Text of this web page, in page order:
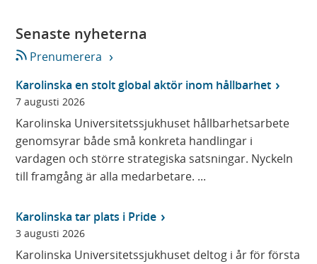
Senaste nyheterna
Prenumerera
Karolinska en stolt global aktör inom hållbarhet
7 augusti 2026
Karolinska Universitetssjukhuset hållbarhetsarbete
genomsyrar både små konkreta handlingar i
vardagen och större strategiska satsningar. Nyckeln
till framgång är alla medarbetare. ...
Karolinska tar plats i Pride
3 augusti 2026
Karolinska Universitetssjukhuset deltog i år för första